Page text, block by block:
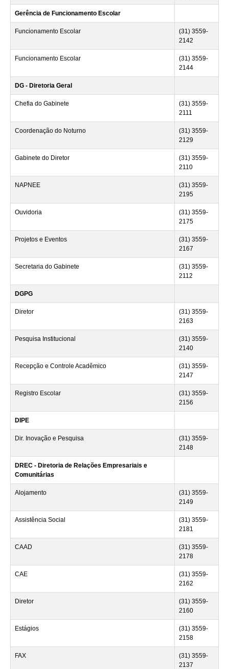
Gerência de Funcionamento Escolar
Funcionamento Escolar
(31) 3559-
2142
Funcionamento Escolar
(31) 3559-
2144
DG - Diretoria Geral
Chefia do Gabinete
(31) 3559-
2111
Coordenação do Noturno
(31) 3559-
2129
Gabinete do Diretor
(31) 3559-
2110
NAPNEE
(31) 3559-
2195
Ouvidoria
(31) 3559-
2175
Projetos e Eventos
(31) 3559-
2167
Secretaria do Gabinete
(31) 3559-
2112
DGPG
Diretor
(31) 3559-
2163
Pesquisa Institucional
(31) 3559-
2140
Recepção e Controle Acadêmico
(31) 3559-
2147
Registro Escolar
(31) 3559-
2156
DIPE
Dir. Inovação e Pesquisa
(31) 3559-
2148
DREC - Diretoria de Relações Empresariais e
Comunitárias
Alojamento
(31) 3559-
2149
Assistência Social
(31) 3559-
2181
CAAD
(31) 3559-
2178
CAE
(31) 3559-
2162
Diretor
(31) 3559-
2160
Estágios
(31) 3559-
2158
FAX
(31) 3559-
2137